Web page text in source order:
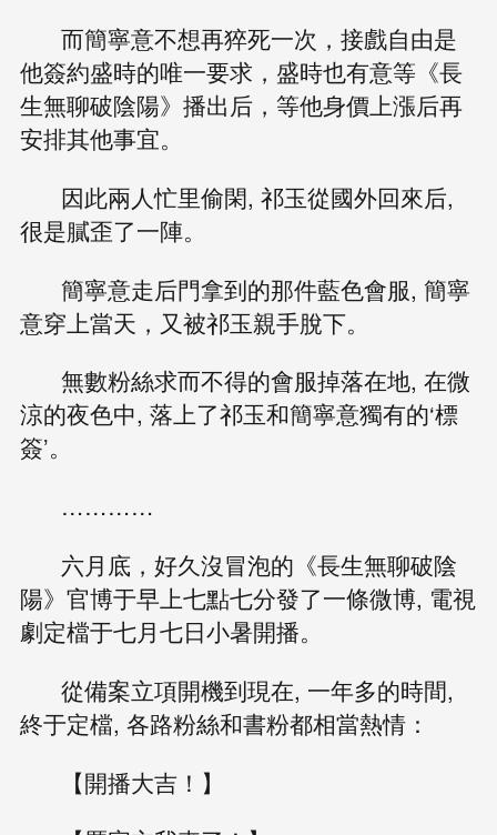
而簡寧意不想再猝死一次，接戲自由是
他簽約盛時的唯一要求，盛時也有意等《長
生無聊破陰陽》播出后，等他身價上漲后再
安排其他事宜。
因此兩人忙里偷閑, 祁玉從國外回來后,
很是膩歪了一陣。
簡寧意走后門拿到的那件藍色會服, 簡寧
意穿上當天，又被祁玉親手脫下。
無數粉絲求而不得的會服掉落在地, 在微
涼的夜色中, 落上了祁玉和簡寧意獨有的‘標
簽’。
…………
六月底，好久沒冒泡的《長生無聊破陰
陽》官博于早上七點七分發了一條微博, 電視
劇定檔于七月七日小暑開播。
從備案立項開機到現在, 一年多的時間,
終于定檔, 各路粉絲和書粉都相當熱情：
【開播大吉！】